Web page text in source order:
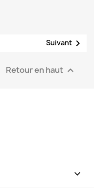
Suivant 
Retour en haut 
